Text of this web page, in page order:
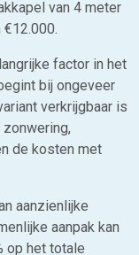
van 4 meter
factor in het
bij ongeveer
verkrijgbaar is
de kosten met
aanzienlijke
aanpak kan
op het totale